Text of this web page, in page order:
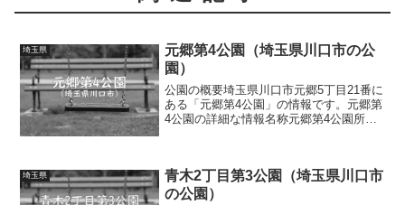
埼玉県
元郷第4公園（埼玉県川口市の公
園）
公園の概要埼玉県川口市元郷5丁目21番に
ある「元郷第4公園」の情報です。元郷第
4公園の詳細な情報名称元郷第4公園所在
具、ロッキング...
埼玉県
青木2丁目第3公園（埼玉県川口市
の公園）